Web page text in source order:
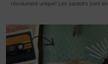
résolument unique! Les sautoirs sont